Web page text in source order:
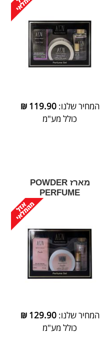
המחיר שלנו:119.90
₪
כולל מע"מ
מארז POWDER
PERFUME
המחיר שלנו:129.90
₪
כולל מע"מ